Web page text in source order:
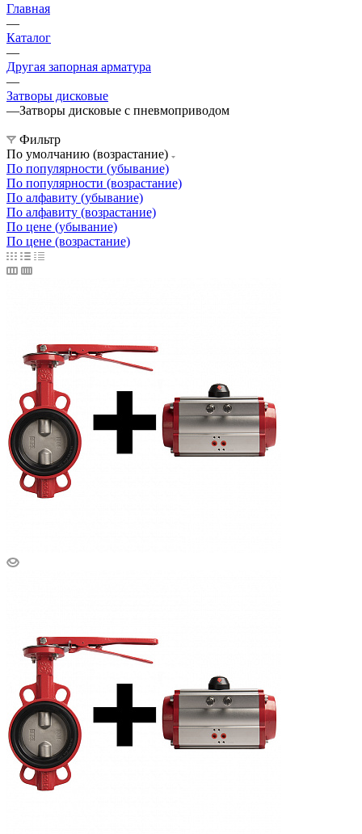
Главная
—
Каталог
—
Другая запорная арматура
—
Затворы дисковые
—Затворы дисковые с пневмоприводом
Фильтр
По умолчанию (возрастание)
По популярности (убывание)
По популярности (возрастание)
По алфавиту (убывание)
По алфавиту (возрастание)
По цене (убывание)
По цене (возрастание)